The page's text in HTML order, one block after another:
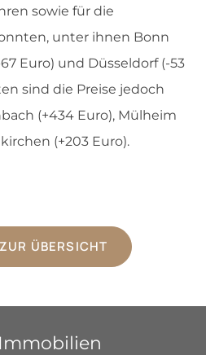
sowie für die
unter ihnen Bonn
Euro) und Düsseldorf (-53
sind die Preise jedoch
(+434 Euro), Mülheim
(+203 Euro).
ÜBERSICHT